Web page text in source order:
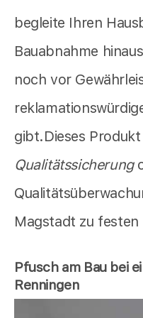
begleite Ihren
Bauabnahme
noch vor
gibt.Dieses
Qualitätssicherung
Magstadt zu
Pfusch am Bau bei
Renningen